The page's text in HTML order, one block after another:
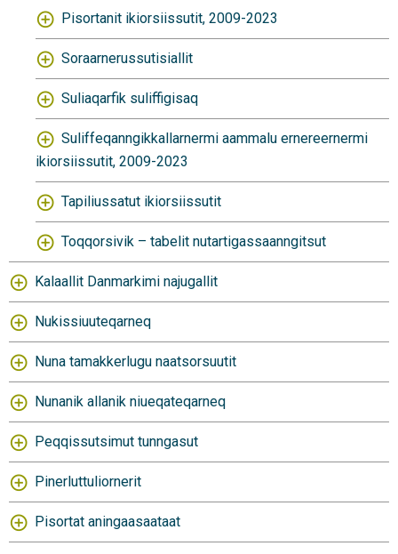
Pisortanit ikiorsiissutit, 2009-2023
Soraarnerussutisiallit
Suliaqarfik suliffigisaq
Suliffeqanngikkallarnermi aammalu ernereernermi
ikiorsiissutit, 2009-2023
Tapiliussatut ikiorsiissutit
Toqqorsivik – tabelit nutartigassaanngitsut
Kalaallit Danmarkimi najugallit
Nukissiuuteqarneq
Nuna tamakkerlugu naatsorsuutit
Nunanik allanik niueqateqarneq
Peqqissutsimut tunngasut
Pinerluttuliornerit
Pisortat aningaasaataat